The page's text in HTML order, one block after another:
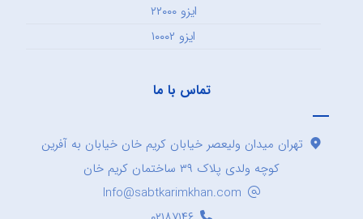
ایزو ۲۲۰۰۰
ایزو ۱۰۰۰۲
تماس با ما
تهران میدان ولیعصر خیابان کریم خان خیابان به آفرین
کوچه ولدی پلاک ۳۹ ساختمان کریم خان
Info@sabtkarimkhan.com